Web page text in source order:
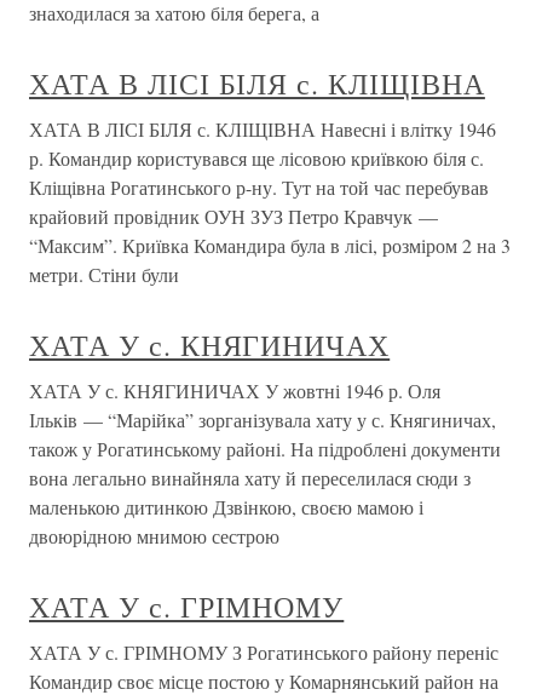
знаходилася за хатою біля берега, а
ХАТА В ЛІСІ БІЛЯ с. КЛІЩІВНА
ХАТА В ЛІСІ БІЛЯ с. КЛІЩІВНА Навесні і влітку 1946
р. Командир користувався ще лісовою криївкою біля с.
Кліщівна Рогатинського р-ну. Тут на той час перебував
крайовий провідник ОУН ЗУЗ Петро Кравчук —
“Максим”. Криївка Командира була в лісі, розміром 2 на 3
метри. Стіни були
ХАТА У с. КНЯГИНИЧАХ
ХАТА У с. КНЯГИНИЧАХ У жовтні 1946 р. Оля
Ільків — “Марійка” зорганізувала хату у с. Княгиничах,
також у Рогатинському районі. На підроблені документи
вона легально винайняла хату й переселилася сюди з
маленькою дитинкою Дзвінкою, своєю мамою і
двоюрідною мнимою сестрою
ХАТА У с. ГРІМНОМУ
ХАТА У с. ГРІМНОМУ З Рогатинського району переніс
Командир своє місце постою у Комарнянський район на